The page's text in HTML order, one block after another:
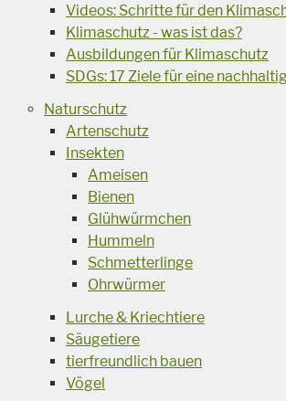
Videos: Schritte für den
Klimaschutz - was ist das?
Ausbildungen für Klimaschutz
SDGs: 17 Ziele für eine
Naturschutz
Artenschutz
Insekten
Ameisen
Bienen
Glühwürmchen
Hummeln
Schmetterlinge
Ohrwürmer
Lurche & Kriechtiere
Säugetiere
tierfreundlich bauen
Vögel